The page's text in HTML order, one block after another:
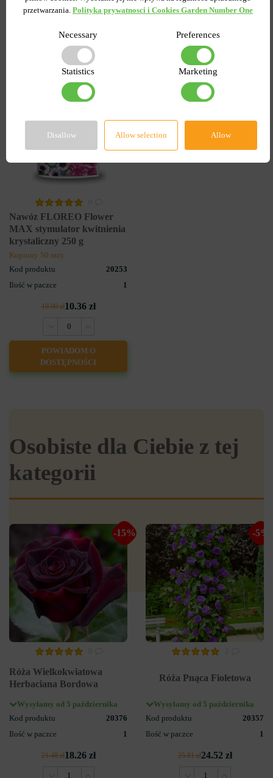
Nawóz FLOREO Flower
MAX stymulator kwitnienia
krystaliczny 250 g
Kupiony 50 razy
Kod produktu
20253
Ilość w paczce
1
10.90 zł10.36 zł
POWIADOM O
DOSTĘPNOŚCI
Osobiste dla Ciebie z tej
kategorii
-15%
Róża Wielkokwiatowa
Herbaciana Bordowa
Wysyłamy od 5 października
Kod produktu
20376
Ilość w paczce
1
21.48 zł18.26 zł
-5%
Róża Pnąca Fioletowa
Wysyłamy od 5 października
Kod produktu
20357
Ilość w paczce
1
25.81 zł24.52 zł
przetwarzania. Polityka prywatnosci i Cookies Garden Number One
Necessary Preferences
Statistics Marketing
Disallow Allow selection Allow